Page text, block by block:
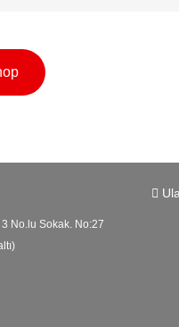
No.lu Sokak. No:27